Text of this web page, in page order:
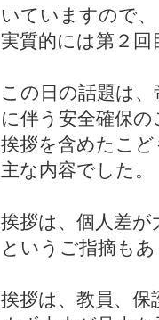
いていますので、
実質的には第２
この日の話題は
に伴う安全確保の
挨拶を含めたこ
主な内容でした。
挨拶は、個人差が
というご指摘も
挨拶は、教員、保